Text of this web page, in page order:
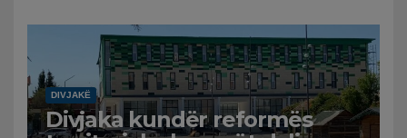
DIVJAKË
Divjaka kundër reformës